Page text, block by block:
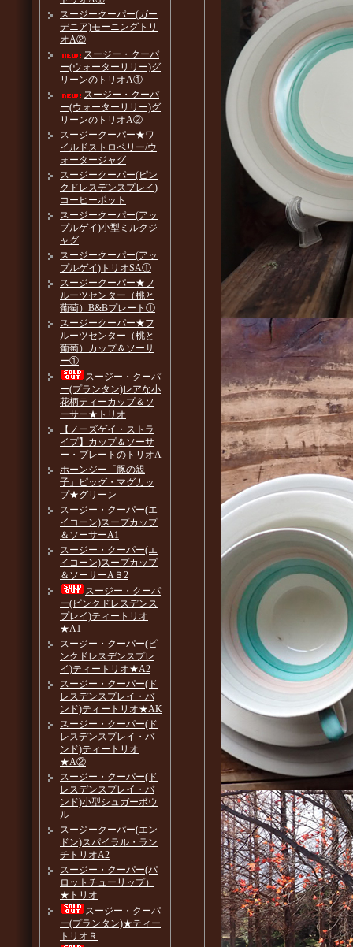
スージークーパー(ガー
デニア)モーニングトリ
オA②
スージー・クーパ
ー(ウォーターリリー)グ
リーンのトリオA①
スージー・クーパ
ー(ウォーターリリー)グ
リーンのトリオA②
スージークーパー★ワ
イルドストロベリー/ウ
ォータージャグ
スージークーパー(ピン
クドレスデンスプレイ)
コーヒーポット
スージークーパー(アッ
プルゲイ)小型ミルクジ
ャグ
スージークーパー(アッ
プルゲイ)トリオSA①
スージークーパー★フ
ルーツセンター（桃と
葡萄）B&Bプレート①
スージークーパー★フ
ルーツセンター（桃と
葡萄）カップ＆ソーサ
ー①
スージー・クーパ
ー(プランタン)レアな小
花柄ティーカップ＆ソ
ーサー★トリオ
【ノーズゲイ・ストラ
イプ】カップ＆ソーサ
ー・プレートのトリオA
ホーンジー「豚の親
子」ピッグ・マグカッ
プ★グリーン
スージー・クーパー(エ
イコーン)スープカップ
＆ソーサーA1
スージー・クーパー(エ
イコーン)スープカップ
＆ソーサーAＢ2
スージー・クーパ
ー(ピンクドレスデンス
プレイ)ティートリオ
★A1
スージー・クーパー(ピ
ンクドレスデンスプレ
イ)ティートリオ★A2
スージー・クーパー(ド
レスデンスプレイ・バ
ンド)ティートリオ★AK
スージー・クーパー(ド
レスデンスプレイ・バ
ンド)ティートリオ
★A②
スージー・クーパー(ド
レスデンスプレイ・バ
ンド)小型シュガーボウ
ル
スージークーパー(エン
ドン)スパイラル・ラン
チトリオA2
スージー・クーパー(パ
ロットチューリップ）
★トリオ
スージー・クーパ
ー(プランタン)★ティー
トリオＲ